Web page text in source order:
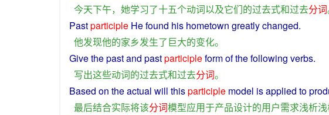
今天下午， 她学习了十五个动词以及它们的过去式和过去分词
Pastparticiple Hefound his hometown greatlychanged.
他发现他的家乡发生了巨大的变化。
Givethepastand pastparticipleformofthe following verbs.
写出这些动词的过去式和过去分词。
Based on the actual will thisparticiple model isapplied to
最后结合实际将该分词模型应用于产品设计的用户需求浅析